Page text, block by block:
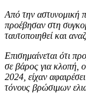
Από την αστυνομική
προέβησαν στη
ταυτοποιηθεί και
Επισημαίνεται ότι
σε βάρος για κλοπή,
2024, είχαν
τόνους βρώσιμων